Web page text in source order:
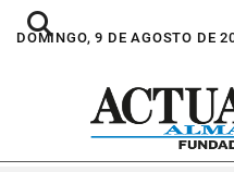
DOMINGO, 9 DE AGOSTO DE